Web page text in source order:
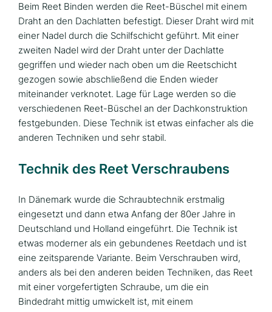
Beim Reet Binden werden die Reet-Büschel mit einem
Draht an den Dachlatten befestigt. Dieser Draht wird mit
einer Nadel durch die Schilfschicht geführt. Mit einer
zweiten Nadel wird der Draht unter der Dachlatte
gegriffen und wieder nach oben um die Reetschicht
gezogen sowie abschließend die Enden wieder
miteinander verknotet. Lage für Lage werden so die
verschiedenen Reet-Büschel an der Dachkonstruktion
festgebunden. Diese Technik ist etwas einfacher als die
anderen Techniken und sehr stabil.
Technik des Reet Verschraubens
In Dänemark wurde die Schraubtechnik erstmalig
eingesetzt und dann etwa Anfang der 80er Jahre in
Deutschland und Holland eingeführt. Die Technik ist
etwas moderner als ein gebundenes Reetdach und ist
eine zeitsparende Variante. Beim Verschrauben wird,
anders als bei den anderen beiden Techniken, das Reet
mit einer vorgefertigten Schraube, um die ein
Bindedraht mittig umwickelt ist, mit einem